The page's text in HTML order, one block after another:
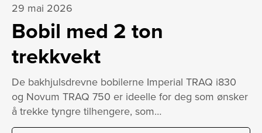
29 mai 2026
Bobil med 2 ton
trekkvekt
De bakhjulsdrevne bobilerne Imperial TRAQ i830
og Novum TRAQ 750 er ideelle for deg som ønsker
å trekke tyngre tilhengere, som…